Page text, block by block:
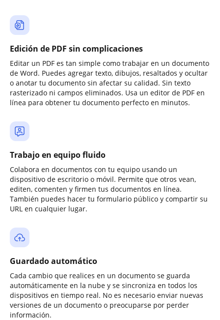
Edición de PDF sin complicaciones
Editar un PDF es tan simple como trabajar en un documento
de Word. Puedes agregar texto, dibujos, resaltados y ocultar
o anotar tu documento sin afectar su calidad. Sin texto
rasterizado ni campos eliminados. Usa un editor de PDF en
línea para obtener tu documento perfecto en minutos.
Trabajo en equipo fluido
Colabora en documentos con tu equipo usando un
dispositivo de escritorio o móvil. Permite que otros vean,
editen, comenten y firmen tus documentos en línea.
También puedes hacer tu formulario público y compartir su
URL en cualquier lugar.
Guardado automático
Cada cambio que realices en un documento se guarda
automáticamente en la nube y se sincroniza en todos los
dispositivos en tiempo real. No es necesario enviar nuevas
versiones de un documento o preocuparse por perder
información.